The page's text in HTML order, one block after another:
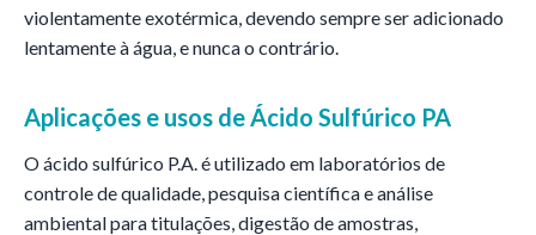
violentamente exotérmica, devendo sempre ser adicionado
lentamente à água, e nunca o contrário.
Aplicações e usos deÁcido Sulfúrico PA
O ácido sulfúrico P.A. é utilizado em laboratórios de
controle de qualidade, pesquisa científica e análise
ambiental para titulações, digestão de amostras,